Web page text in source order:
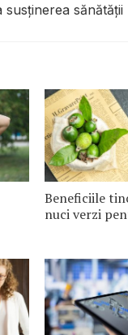
susținerea
Beneficiile
nuci verzi